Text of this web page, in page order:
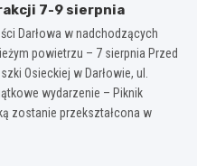
7-9 sierpnia
Darłowa w nadchodzących
powietrzu – 7 sierpnia Przed
Osieckiej w Darłowie, ul.
wydarzenie – Piknik
zostanie przekształcona w